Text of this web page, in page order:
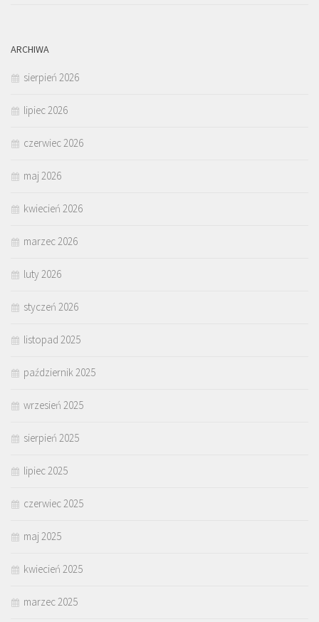
ARCHIWA
sierpień 2026
lipiec 2026
czerwiec 2026
maj 2026
kwiecień 2026
marzec 2026
luty 2026
styczeń 2026
listopad 2025
październik 2025
wrzesień 2025
sierpień 2025
lipiec 2025
czerwiec 2025
maj 2025
kwiecień 2025
marzec 2025